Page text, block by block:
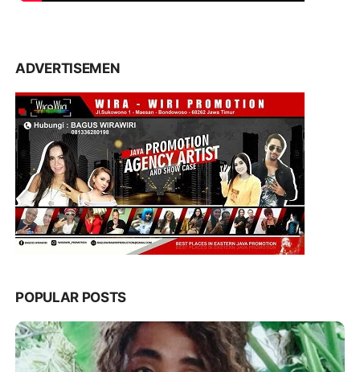
ADVERTISEMEN
POPULAR POSTS